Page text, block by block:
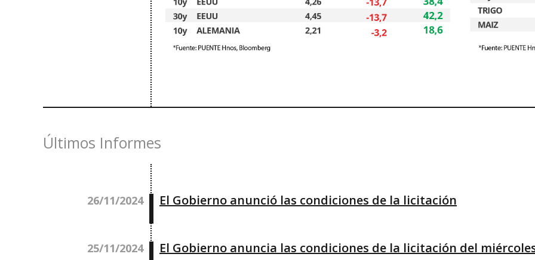
Últimos Informes
26/11/2024 El Gobierno anunció las condiciones de la licitación
25/11/2024 El Gobierno anuncia las condiciones de la licitación del